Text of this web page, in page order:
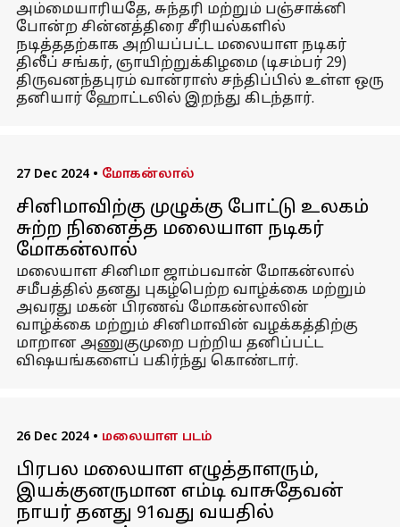
அம்மையாரியதே, சுந்தரி மற்றும் பஞ்சாக்னி
போன்ற சின்னத்திரை சீரியல்களில்
நடித்ததற்காக அறியப்பட்ட மலையாள நடிகர்
திலீப் சங்கர், ஞாயிற்றுக்கிழமை (டிசம்பர் 29)
திருவனந்தபுரம் வான்ராஸ் சந்திப்பில் உள்ள ஒரு
தனியார் ஹோட்டலில் இறந்து கிடந்தார்.
27 Dec 2024 • மோகன்லால்
சினிமாவிற்கு முழுக்கு போட்டு உலகம்
சுற்ற நினைத்த மலையாள நடிகர்
மோகன்லால்
மலையாள சினிமா ஜாம்பவான் மோகன்லால்
சமீபத்தில் தனது புகழ்பெற்ற வாழ்க்கை மற்றும்
அவரது மகன் பிரணவ் மோகன்லாலின்
வாழ்க்கை மற்றும் சினிமாவின் வழக்கத்திற்கு
மாறான அணுகுமுறை பற்றிய தனிப்பட்ட
விஷயங்களைப் பகிர்ந்து கொண்டார்.
26 Dec 2024 • மலையாள படம்
பிரபல மலையாள எழுத்தாளரும்,
இயக்குனருமான எம்டி வாசுதேவன்
நாயர் தனது 91வது வயதில்